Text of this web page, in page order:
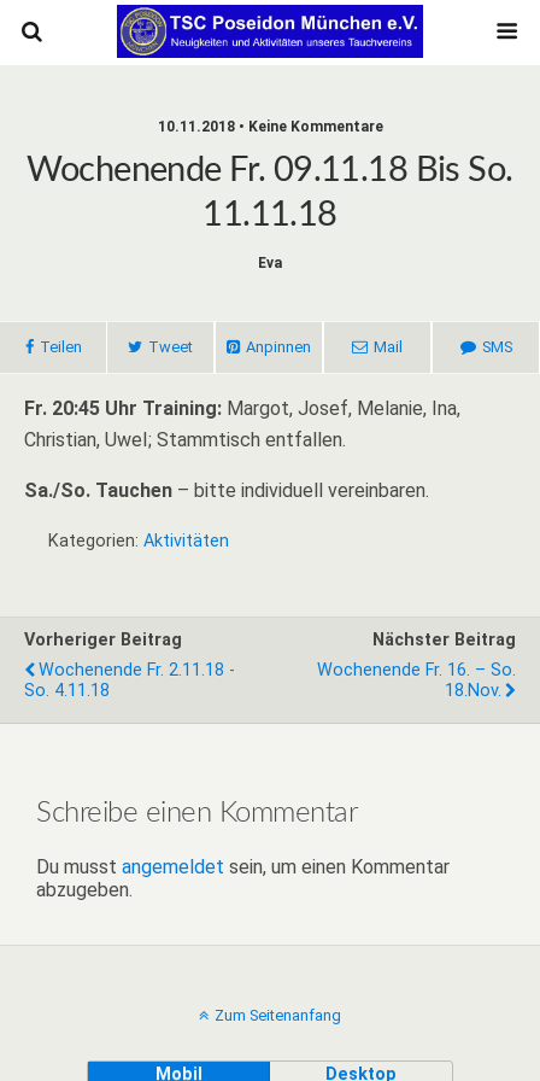
10.11.2018 • Keine Kommentare
Wochenende Fr. 09.11.18 Bis So.
11.11.18
Eva
Teilen Tweet Anpinnen Mail SMS
Fr. 20:45 Uhr Training: Margot, Josef, Melanie, Ina,
Christian, UweI; Stammtisch entfallen.
Sa./So. Tauchen – bitte individuell vereinbaren.
Kategorien: Aktivitäten
Vorheriger Beitrag
Wochenende Fr. 2.11.18 -
So. 4.11.18
Nächster Beitrag
Wochenende Fr. 16. – So.
18.Nov.
Schreibe einen Kommentar
Du musst angemeldet sein, um einen Kommentar
abzugeben.
Zum Seitenanfang
Mobil Desktop